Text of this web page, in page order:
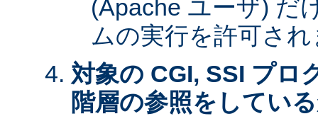
(Apache ユーザ) だ
ムの実行を許可さ
対象の CGI, SSI プロ
階層の参照をしてい